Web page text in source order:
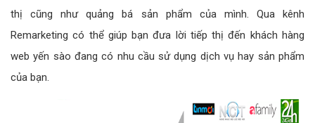
thị cũng như quảng bá sản phẩm của mình. Qua kênh
Remarketing có thể giúp bạn đưa lời tiếp thị đến khách hàng
web yến sào đang có nhu cầu sử dụng dịch vụ hay sản phẩm
của bạn.